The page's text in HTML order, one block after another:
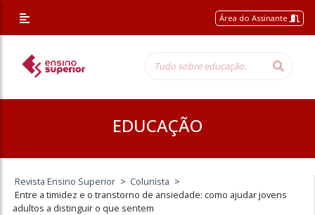
Área do Assinante
EDUCAÇÃO
Revista Ensino Superior > Colunista >
Entre a timidez e o transtorno de ansiedade: como ajudar jovens
adultos a distinguir o que sentem